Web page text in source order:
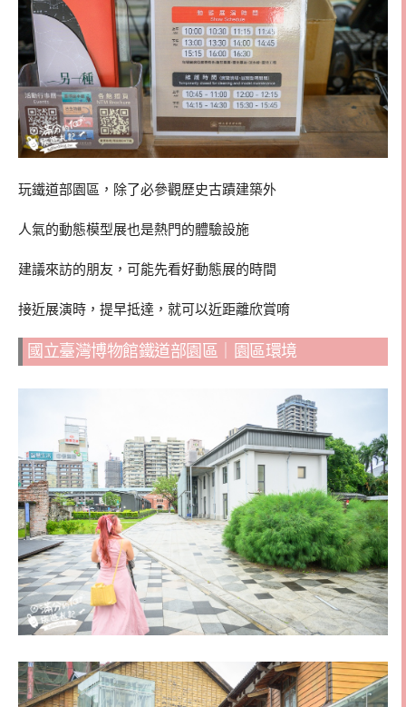
玩鐵道部園區，除了必參觀歷史古蹟建築外
人氣的動態模型展也是熱門的體驗設施
建議來訪的朋友，可能先看好動態展的時間
接近展演時，提早抵達，就可以近距離欣賞唷
國立臺灣博物館鐵道部園區｜園區環境